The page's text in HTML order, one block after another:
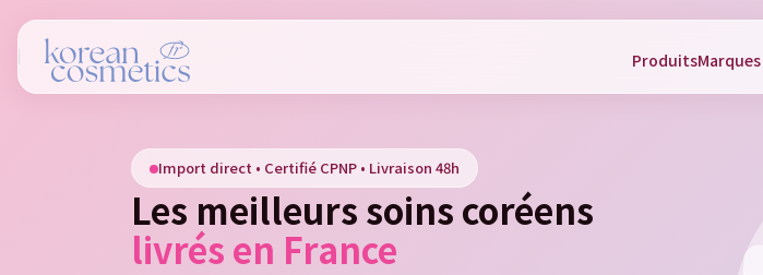
ProduitsMarques
Import direct • Certifié CPNP • Livraison 48h
Les meilleurs soins coréens
livrés en France
You need to be logged in to save